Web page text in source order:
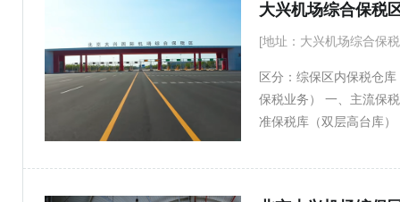
大兴机场综合保税
[地址：大兴机场综合保
区分：综保区内保税仓
保税业务） 一、主流保
准保税库（双层高台库
整租价格可谈 综合单价